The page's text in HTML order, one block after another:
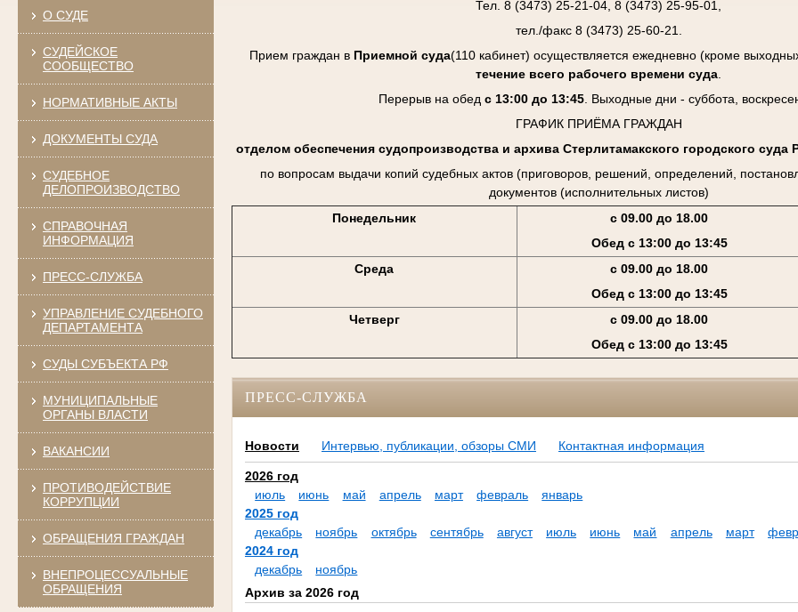
О СУДЕ
СУДЕЙСКОЕ
СООБЩЕСТВО
НОРМАТИВНЫЕ АКТЫ
ДОКУМЕНТЫ СУДА
СУДЕБНОЕ
ДЕЛОПРОИЗВОДСТВО
СПРАВОЧНАЯ
ИНФОРМАЦИЯ
ПРЕСС-СЛУЖБА
УПРАВЛЕНИЕ СУДЕБНОГО
ДЕПАРТАМЕНТА
СУДЫ СУБЪЕКТА РФ
МУНИЦИПАЛЬНЫЕ
ОРГАНЫ ВЛАСТИ
ВАКАНСИИ
ПРОТИВОДЕЙСТВИЕ
КОРРУПЦИИ
ОБРАЩЕНИЯ ГРАЖДАН
ВНЕПРОЦЕССУАЛЬНЫЕ
ОБРАЩЕНИЯ
Тел. 8 (3473) 25-21-04, 8 (3473) 25-95-01,
тел./факс 8 (3473) 25-60-21.
Прием граждан в Приемной суда(110 кабинет) осуществляется ежедневно (кроме
течение всего рабочего времени суда.
Перерыв на обед с 13:00 до 13:45. Выходные дни - суббота,
ГРАФИК ПРИЁМА ГРАЖДАН
отделом обеспечения судопроизводства и архива Стерлитамакского городского суда
по вопросам выдачи копий судебных актов (приговоров, решений, определений,
документов (исполнительных листов)
Понедельник
с 09.00 до 18.00
Обед с 13:00 до 13:45
Среда
с 09.00 до 18.00
Обед с 13:00 до 13:45
Четверг
с 09.00 до 18.00
Обед с 13:00 до 13:45
ПРЕСС-СЛУЖБА
Новости Интервью, публикации, обзоры СМИ Контактная информация
2026 год
июль
июнь май апрель март февраль
январь
2025 год
декабрь
ноябрь октябрь сентябрь август июль июнь май апрель март
2024 год
декабрь
ноябрь
Архив за 2026 год